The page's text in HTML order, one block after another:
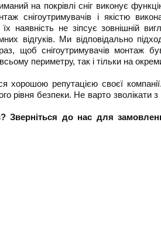
на покрівлі сніг виконує
снігоутримувачів і якістю
наявність не зіпсує зовнішній
відгуків. Ми відповідально
щоб снігоутримувачів монтаж
всьому периметру, так і тільки на
репутацією своєї
рівня безпеки. Не варто зволікати
Зверніться до нас для